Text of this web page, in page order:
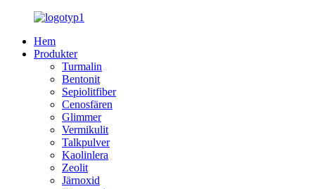
Hem
Produkter
Turmalin
Bentonit
Sepiolitfiber
Cenosfären
Glimmer
Vermikulit
Talkpulver
Kaolinlera
Zeolit
Järnoxid